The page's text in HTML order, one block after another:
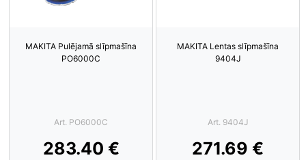
MAKITA Pulējamā slīpmašīna
PO6000C
Art. PO6000C
283.40 €
MAKITA Lentas slīpmašīna
9404J
Art. 9404J
271.69 €